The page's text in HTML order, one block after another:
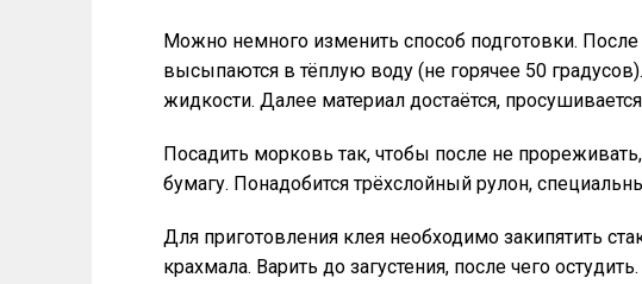
Можно немного изменить способ подготовки.
высыпаются в тёплую воду (не горячее 50
жидкости. Далее материал достаётся,
Посадить морковь так, чтобы после не
бумагу. Понадобится трёхслойный рулон,
Для приготовления клея необходимо закипятить
крахмала. Варить до загустения, после чего